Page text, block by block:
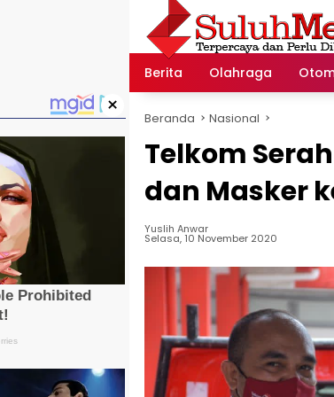
Berita Olahraga
× Beranda Nasional
Telkom
dan Masker
Yuslih Anwar
Selasa, 10 November 2020